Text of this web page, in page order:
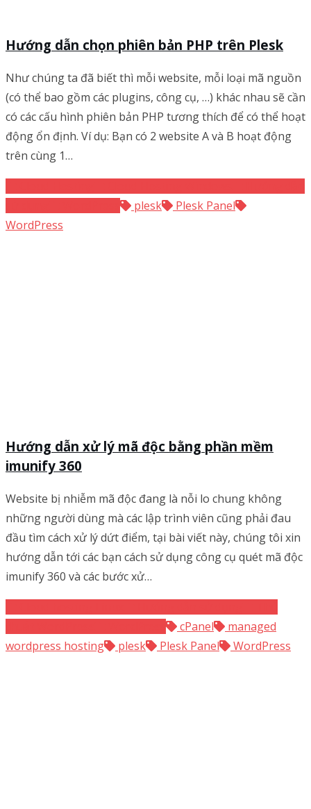
Hướng dẫn chọn phiên bản PHP trên Plesk
Như chúng ta đã biết thì mỗi website, mỗi loại mã nguồn
(có thể bao gồm các plugins, công cụ, …) khác nhau sẽ cần
có các cấu hình phiên bản PHP tương thích để có thể hoạt
động ổn định. Ví dụ: Bạn có 2 website A và B hoạt động
trên cùng 1…
plesk
Plesk Panel
WordPress
Hướng dẫn xử lý mã độc bằng phần mềm
imunify 360
Website bị nhiễm mã độc đang là nỗi lo chung không
những người dùng mà các lập trình viên cũng phải đau
đầu tìm cách xử lý dứt điểm, tại bài viết này, chúng tôi xin
hướng dẫn tới các bạn cách sử dụng công cụ quét mã độc
imunify 360 và các bước xử…
cPanel
managed
wordpress hosting
plesk Plesk Panel WordPress